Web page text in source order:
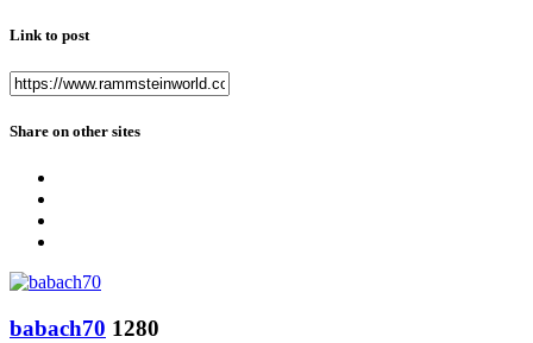
Link to post
Share on other sites
babach70 1280